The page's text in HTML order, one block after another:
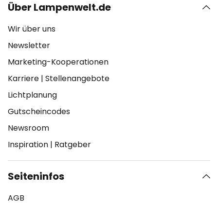
Über Lampenwelt.de
Wir über uns
Newsletter
Marketing-Kooperationen
Karriere | Stellenangebote
Lichtplanung
Gutscheincodes
Newsroom
Inspiration | Ratgeber
Seiteninfos
AGB